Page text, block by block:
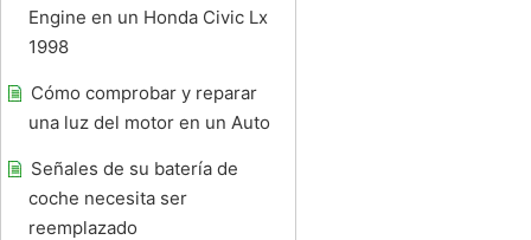
Engine en un Honda Civic Lx
1998
Cómo comprobar y reparar
una luz del motor en un Auto
Señales de su batería de
coche necesita ser
reemplazado